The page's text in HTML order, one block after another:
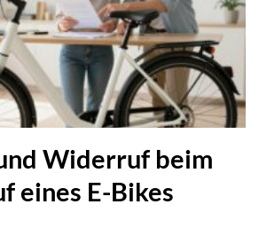
Widerruf beim
eines E-Bikes